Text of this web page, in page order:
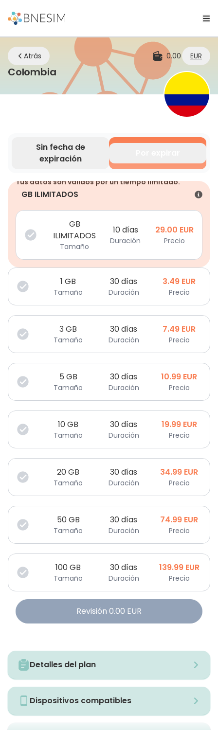
Atrás 0.00 EUR
ColombiaeSIM | Mantente conectado
Sin fecha de
expiración
Tus datos son válidos por un tiempo limitado.
GB ILIMITADOS
GB
ILIMITADOS
Tamaño
10 días
Duración
29.00 EUR
Precio
1 GB
Tamaño
30 días
Duración
3.49 EUR
Precio
3GB
Tamaño
30 días
Duración
7.49 EUR
Precio
5 GB
Tamaño
30 días
Duración
10.99 EUR
Precio
10GB
Tamaño
30 días
Duración
19.99 EUR
Precio
20GB
Tamaño
30 días
Duración
34.99 EUR
Precio
50GB
Tamaño
30 días
Duración
74.99 EUR
Precio
100GB
Tamaño
30 días
Duración
139.99 EUR
Precio
Revisión 0.00 EUR
Detalles del plan
Dispositivos compatibles